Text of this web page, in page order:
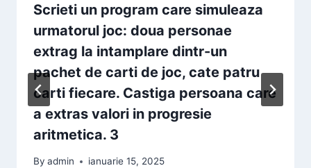
Scrieti un program care simuleaza
urmatorul joc: doua personae
extrag la intamplare dintr-un
pachet de carti de joc, cate patru
carti fiecare. Castiga persoana care
a extras valori in progresie
aritmetica. 3
By admin ianuarie 15, 2025